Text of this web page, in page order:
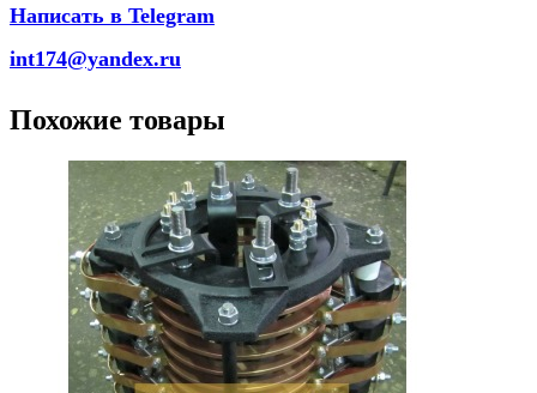
Написать в Telegram
int174@yandex.ru
Похожие товары